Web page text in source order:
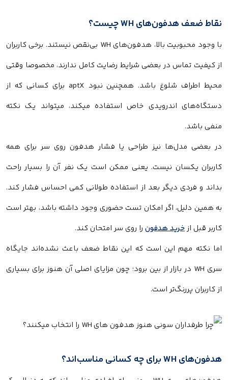
نقاط ضعف هدفون‌های WH چیست؟
با وجود محبوبیت بالا، هدفون‌های WH بی‌نقص نیستند. برخی کاربران
از کیفیت تماس در بعضی شرایط رضایت کامل ندارند، مخصوصا وقتی
محیط اطراف شلوغ باشد. همچنین نبود aptX برای کسانی که از
دستگاه‌های اندرویدی خاص استفاده میکند، میتواند یک نکته
منفی باشد.
در بعضی مدل‌ها نیز طراحی یا فشار هدفون روی سر برای همه
کاربران یکسان نیست. یعنی ممکن است یک نفر آن را بسیار راحت
بداند و فردی دیگر بعد از استفاده طولانی کمی احساس فشار کند.
به همین دلیل، اگر امکان تست حضوری وجود داشته باشد، بهتر است
کاربر قبل ازخرید هدفون را روی سر امتحان کند.
اما نکته مهم این است که این نقاط ضعف باعث نشده‌اند جایگاه
سری WH در بازار از بین برود؛ چون مزایای اصلی آن هنوز برای بسیاری
از کاربران پررنگ‌تر است.
هدفون‌های WH برای چه کسانی مناسب‌اند؟